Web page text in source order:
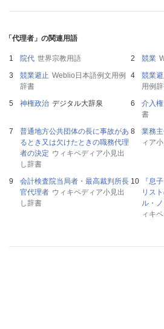
「代理者」の関連用語
院代 世界宗教用語 競業
競業避止 Weblio日本語例文用例
辞書
競業
用例
神権政治 デジタル大辞泉 介入権
書
普通地方公共団体の長に事故があ
るとき又は欠けたときの職務代理
者の決定 ウィキペディア小見出
し辞書
業務
ィア
会計検査院当局者・最高裁判所長
官代理者 ウィキペディア小見出
し辞書
『息
リス
ル・
ィキ